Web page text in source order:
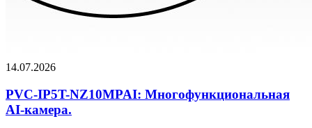
14.07.2026
PVC-IP5T-NZ10MPAI: Многофункциональная
AI-камера.